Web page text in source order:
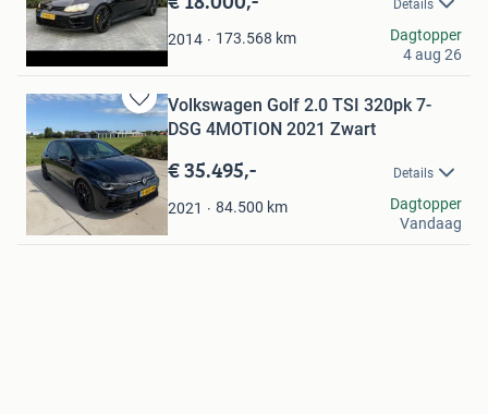
Details
2014 173.568 km
Ken
Haaksbergen
Dagtopper
4 aug 26
Bewaren
in
Mijn
Favorieten
Volkswagen Golf 2.0 TSI 320pk 7-
DSG 4MOTION 2021 Zwart
€ 35.495,- Details
2021 84.500 km
Lucca
Lambertschaag
Dagtopper
Vandaag